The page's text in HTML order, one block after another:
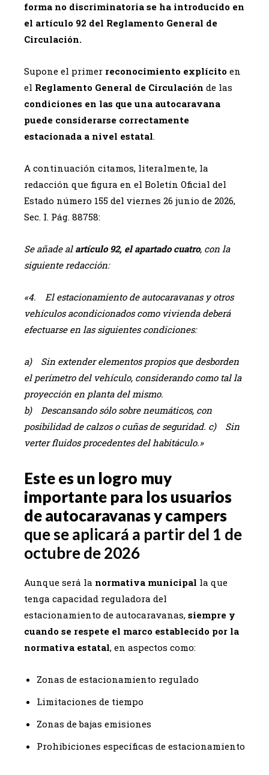
forma no discriminatoria se ha introducido en
el artículo 92 del Reglamento General de
Circulación.
Supone el primer reconocimiento explícito en
el Reglamento General de Circulación de las
condiciones en las que una autocaravana
puede considerarse correctamente
estacionada a nivel estatal.
A continuación citamos, literalmente, la
redacción que figura en el Boletín Oficial del
Estado número 155 del viernes 26 junio de 2026,
Sec. I. Pág. 88758:
Se añade al artículo 92, el apartado cuatro, con la
siguiente redacción:
«4. El estacionamiento de autocaravanas y otros
vehículos acondicionados como vivienda deberá
efectuarse en las siguientes condiciones:
a) Sin extender elementos propios que desborden
el perímetro del vehículo, considerando como tal la
proyección en planta del mismo.
b) Descansando sólo sobre neumáticos, con
posibilidad de calzos o cuñas de seguridad. c) Sin
verter fluidos procedentes del habitáculo.»
Este es un logro muy
importante para los usuarios
de autocaravanas y campers
que se aplicará a partir del 1 de
octubre de 2026
Aunque será la normativa municipal la que
tenga capacidad reguladora del
estacionamiento de autocaravanas, siempre y
cuando se respete el marco establecido por la
normativa estatal, en aspectos como:
Zonas de estacionamiento regulado
Limitaciones de tiempo
Zonas de bajas emisiones
Prohibiciones específicas de estacionamiento